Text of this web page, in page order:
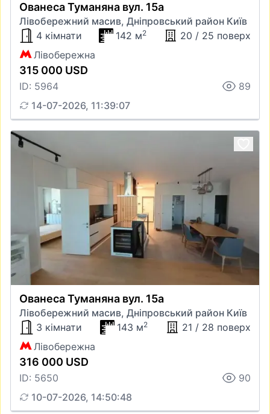
Ованеса Туманяна вул. 15а
Лівобережний масив, Дніпровський район Київ
4 кімнати
142 м2
20 / 25 поверх
Лівобережна
315 000 USD
ID: 5964
89
14-07-2026, 11:39:07
Ованеса Туманяна вул. 15а
Лівобережний масив, Дніпровський район Київ
3 кімнати
143 м2
21 / 28 поверх
Лівобережна
316 000 USD
ID: 5650
90
10-07-2026, 14:50:48